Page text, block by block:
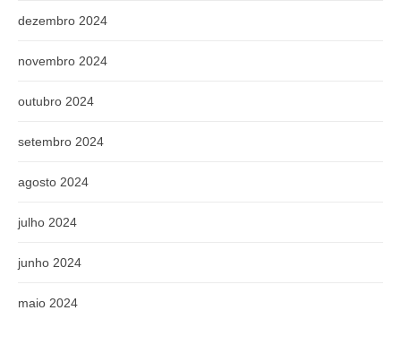
dezembro 2024
novembro 2024
outubro 2024
setembro 2024
agosto 2024
julho 2024
junho 2024
maio 2024